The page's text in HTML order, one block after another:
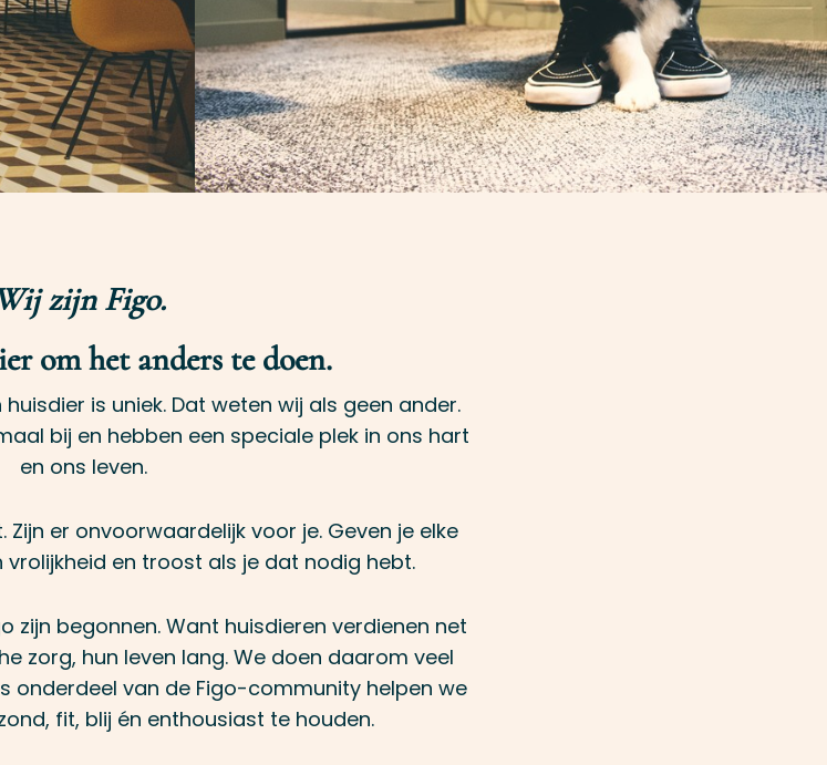
zijn Figo.
om het anders te doen.
is uniek. Dat weten wij als geen ander.
bij en hebben een speciale plek in ons hart
en ons leven.
er onvoorwaardelijk voor je. Geven je elke
vrolijkheid en troost als je dat nodig hebt.
zijn begonnen. Want huisdieren verdienen net
zorg, hun leven lang. We doen daarom veel
onderdeel van de Figo-community helpen we
fit, blij én enthousiast te houden.